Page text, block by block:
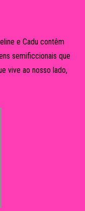
e Cadu contêm
semificcionais que
vive ao nosso lado,